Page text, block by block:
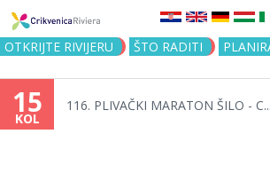
Jump to navigation
OTKRIJTE RIVIJERU ŠTO RADITI
15
KOL
116. PLIVAČKI MARATON ŠILO - C...